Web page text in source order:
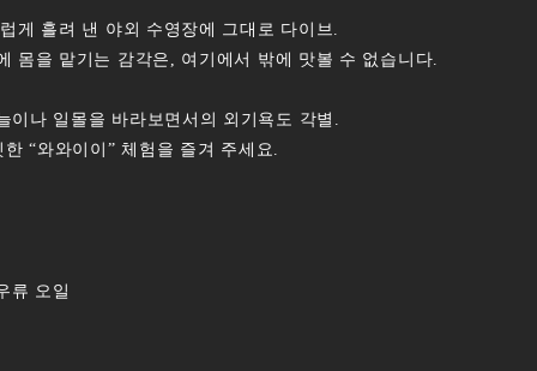
게 흘려 낸 야외 수영장에 그대로 다이브.
몸을 맡기는 감각은, 여기에서 밖에 맛볼 수 없습니다.
이나 일몰을 바라보면서의 외기욕도 각별.
“와와이이” 체험을 즐겨 주세요.
류 오일